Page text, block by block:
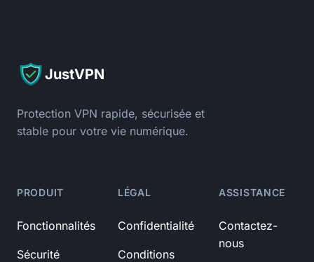
JustVPN
Protection VPN rapide, sécurisée et
stable pour votre vie numérique.
PRODUIT
Fonctionnalités
Sécurité
LÉGAL
Confidentialité
Conditions
ASSISTANCE
Contactez-
nous